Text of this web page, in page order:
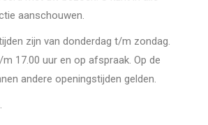
aanschouwen.
zijn van donderdag t/m zondag.
17.00 uur en op afspraak. Op de
andere openingstijden gelden.